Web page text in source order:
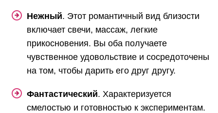
Нежный. Этот романтичный вид близости
включает свечи, массаж, легкие
прикосновения. Вы оба получаете
чувственное удовольствие и сосредоточены
на том, чтобы дарить его друг другу.
Фантастический. Характеризуется
смелостью и готовностью к экспериментам.